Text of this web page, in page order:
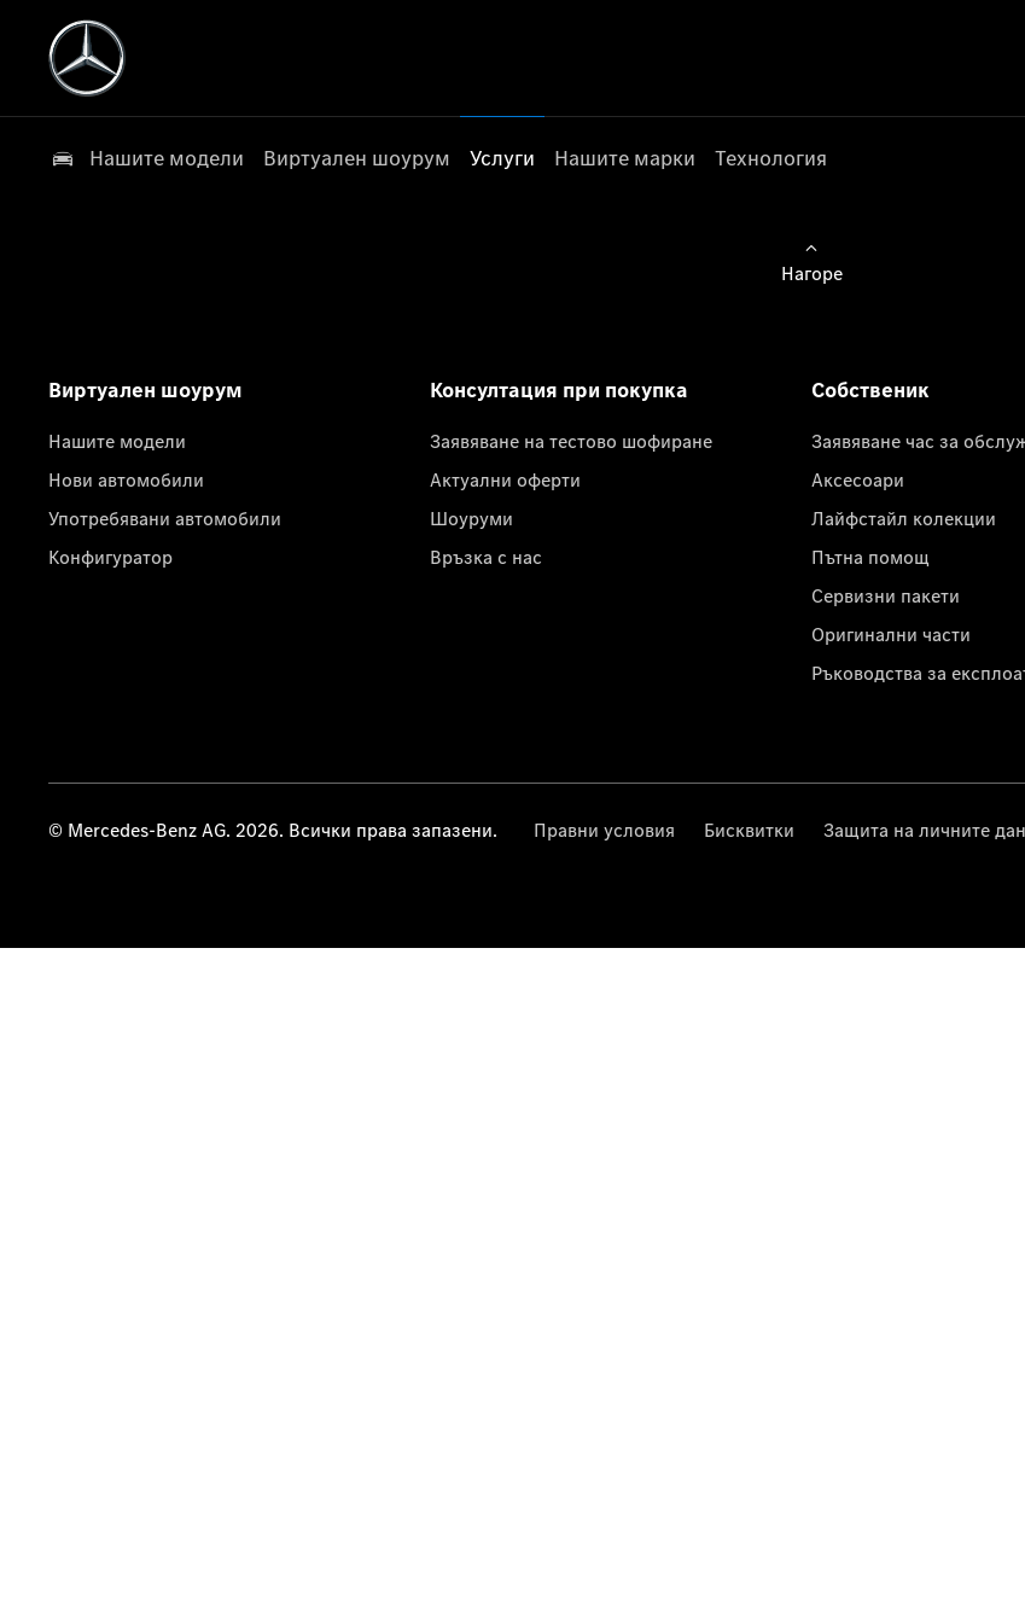
Нашите модели Виртуален шоурум Услуги Нашите марки Технология
Нагоре
Виртуален шоурум
Нашите модели
Нови автомобили
Употребявани автомобили
Конфигуратор
Консултация при покупка
Заявяване на тестово шофиране
Актуални оферти
Шоуруми
Връзка с нас
Собственик
Заявяване час за
Аксесоари
Лайфстайл колекции
Пътна помощ
Сервизни пакети
Оригинални части
Ръководства за
© Mercedes-Benz AG. 2026. Всички права запазени. Правни условия Бисквитки Защита на личните